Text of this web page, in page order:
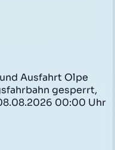
Ausfahrt Olpe
gesperrt,
00:00 Uhr